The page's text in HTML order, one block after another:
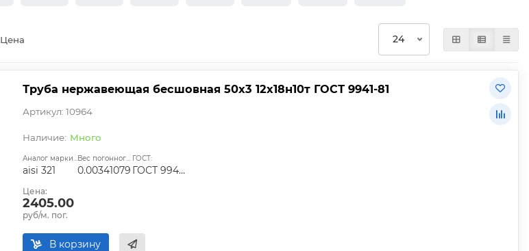
Цена
Труба нержавеющая бесшовная 50х3 12х18н10т ГОСТ 9941-81
Артикул: 10964
Много
Аналог марки стали:
aisi 321
Вес погонного метра, т.:
0.00341079
ГОСТ:
ГОСТ 9940-81, ГОСТ 9941-81, ГОСТ 24030-80, ГОСТ 10498-82
Цена:
2405.00
руб/м. пог.
В корзину